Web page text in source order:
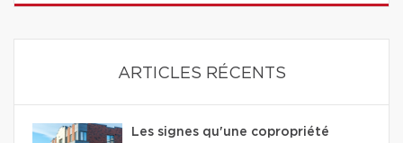
ARTICLES RÉCENTS
Les signes qu'une copropriété